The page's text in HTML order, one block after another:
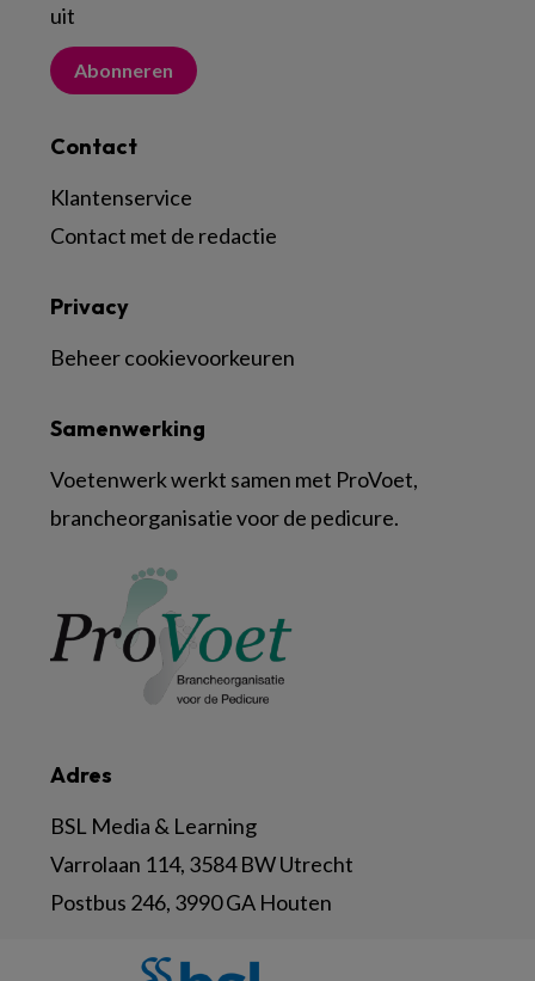
uit
Abonneren
Contact
Klantenservice
Contact met de redactie
Adres
BSL Media & Learning
Varrolaan 114, 3584 BW Utrecht
Postbus 246, 3990 GA Houten
Samenwerking
Voetenwerk werkt samen met ProVoet,
brancheorganisatie voor de pedicure.
Privacy
Beheer cookievoorkeuren